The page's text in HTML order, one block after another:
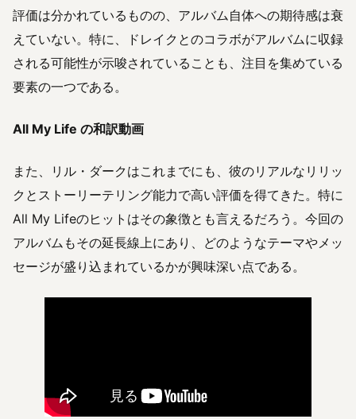
評価は分かれているものの、アルバム自体への期待感は衰
えていない。特に、ドレイクとのコラボがアルバムに収録
される可能性が示唆されていることも、注目を集めている
要素の一つである。
All My Life の和訳動画
また、リル・ダークはこれまでにも、彼のリアルなリリッ
クとストーリーテリング能力で高い評価を得てきた。特に
All My Lifeのヒットはその象徴とも言えるだろう。今回の
アルバムもその延長線上にあり、どのようなテーマやメッ
セージが盛り込まれているかが興味深い点である。